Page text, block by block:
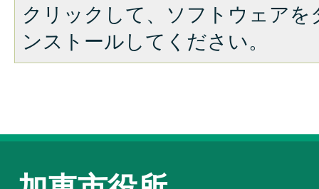
クリックして、ソフトウェア
ンストールしてください。